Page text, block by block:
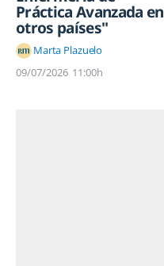
Práctica Avanzada en
otros países"
Marta Plazuelo
09/07/2026 11:00h